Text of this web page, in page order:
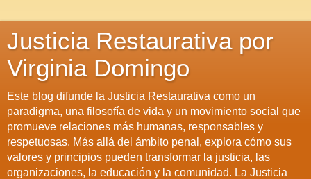
Justicia Restaurativa por
Virginia Domingo
Este blog difunde la Justicia Restaurativa como un
paradigma, una filosofía de vida y un movimiento social que
promueve relaciones más humanas, responsables y
respetuosas. Más allá del ámbito penal, explora cómo sus
valores y principios pueden transformar la justicia, las
organizaciones, la educación y la comunidad. La Justicia